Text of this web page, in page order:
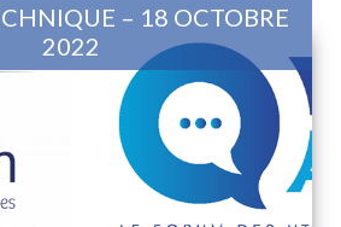
– 18 OCTOBRE
2022